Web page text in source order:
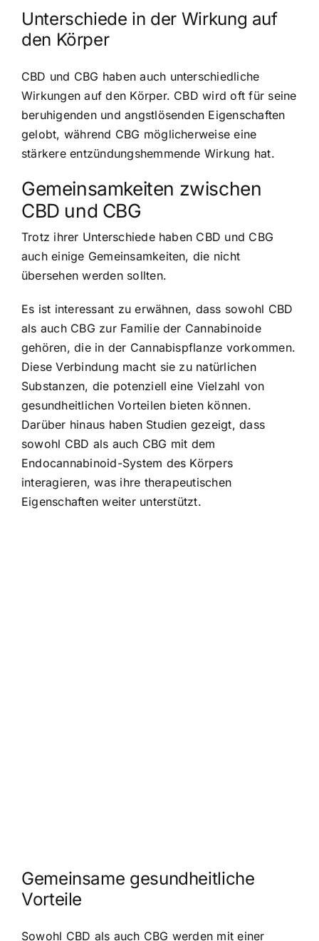
Unterschiede in der Wirkung auf
den Körper
CBD und CBG haben auch unterschiedliche
Wirkungen auf den Körper. CBD wird oft für seine
beruhigenden und angstlösenden Eigenschaften
gelobt, während CBG möglicherweise eine
stärkere entzündungshemmende Wirkung hat.
Gemeinsamkeiten zwischen
CBD und CBG
Trotz ihrer Unterschiede haben CBD und CBG
auch einige Gemeinsamkeiten, die nicht
übersehen werden sollten.
Es ist interessant zu erwähnen, dass sowohl CBD
als auch CBG zur Familie der Cannabinoide
gehören, die in der Cannabispflanze vorkommen.
Diese Verbindung macht sie zu natürlichen
Substanzen, die potenziell eine Vielzahl von
gesundheitlichen Vorteilen bieten können.
Darüber hinaus haben Studien gezeigt, dass
sowohl CBD als auch CBG mit dem
Endocannabinoid-System des Körpers
interagieren, was ihre therapeutischen
Eigenschaften weiter unterstützt.
Gemeinsame gesundheitliche
Vorteile
Sowohl CBD als auch CBG werden mit einer